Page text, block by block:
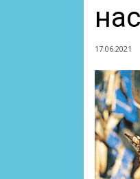
17.06.2021